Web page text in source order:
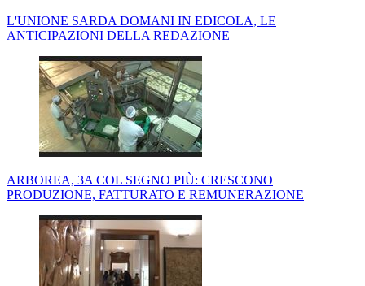
L'UNIONE SARDA DOMANI IN EDICOLA, LE
ANTICIPAZIONI DELLA REDAZIONE
ARBOREA, 3A COL SEGNO PIÙ: CRESCONO
PRODUZIONE, FATTURATO E REMUNERAZIONE